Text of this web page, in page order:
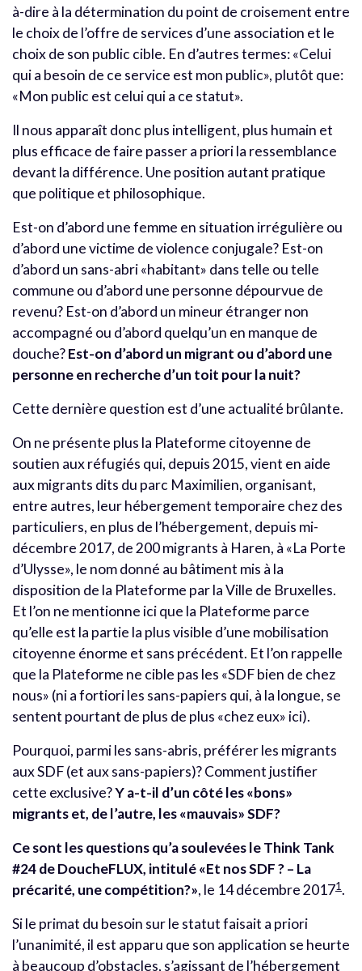
à-dire à la détermination du point de croisement entre
le choix de l’offre de services d’une association et le
choix de son public cible. En d’autres termes: «Celui
qui a besoin de ce service est mon public», plutôt que:
«Mon public est celui qui a ce statut».
Il nous apparaît donc plus intelligent, plus humain et
plus efficace de faire passer a priori la ressemblance
devant la différence. Une position autant pratique
que politique et philosophique.
Est-on d’abord une femme en situation irrégulière ou
d’abord une victime de violence conjugale? Est-on
d’abord un sans-abri «habitant» dans telle ou telle
commune ou d’abord une personne dépourvue de
revenu? Est-on d’abord un mineur étranger non
accompagné ou d’abord quelqu’un en manque de
douche?Est-on d’abord un migrant ou d’abord une
personne en recherche d’un toit pour la nuit?
Cette dernière question est d’une actualité brûlante.
On ne présente plus la Plateforme citoyenne de
soutien aux réfugiés qui, depuis 2015, vient en aide
aux migrants dits du parc Maximilien, organisant,
entre autres, leur hébergement temporaire chez des
particuliers, en plus de l’hébergement, depuis mi-
décembre 2017, de 200 migrants à Haren, à «La Porte
d’Ulysse», le nom donné au bâtiment mis à la
disposition de la Plateforme par la Ville de Bruxelles.
Et l’on ne mentionne ici que la Plateforme parce
qu’elle est la partie la plus visible d’une mobilisation
citoyenne énorme et sans précédent. Et l’on rappelle
que la Plateforme ne cible pas les «SDF bien de chez
nous» (ni a fortiori les sans-papiers qui, à la longue, se
sentent pourtant de plus de plus «chez eux» ici).
Pourquoi, parmi les sans-abris, préférer les migrants
aux SDF (et aux sans-papiers)? Comment justifier
cette exclusive?Y a-t-il d’un côté les «bons»
migrants et, de l’autre, les «mauvais» SDF?
Ce sont les questions qu’a soulevéesle Think Tank
#24 de DoucheFLUX, intitulé «Et nos SDF ? – La
précarité, une compétition?», le 14 décembre 20171.
Si le primat du besoin sur le statut faisait a priori
l’unanimité, il est apparu que son application se heurte
à beaucoup d’obstacles, s’agissant de l’hébergement